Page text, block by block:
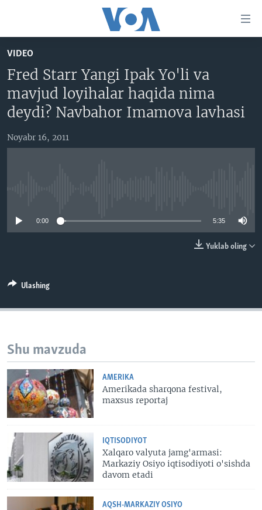
boring
Boshiga
Qidiruvga
o'ting
AMERIKA
MARKAZIY OSIYO
VATANDOSHLAR
VASHINGTON CHOYXONASI
YOUTUBE
EDITORIAL
VIDEO
Fred Starr Yangi Ipak Yo'li va
mavjud loyihalar haqida nima
deydi? Navbahor Imamova lavhasi
Noyabr 16, 2011
0:00 5:35
Yuklab oling
Ulashing
Shu mavzuda
AMERIKA
Amerikada sharqona festival,
maxsus reportaj
IQTISODIYOT
Xalqaro valyuta jamg'armasi:
Markaziy Osiyo iqtisodiyoti o'sishda
davom etadi
AQSH-MARKAZIY OSIYO